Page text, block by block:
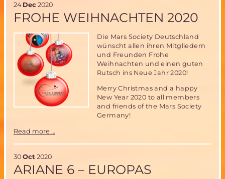
on
24 Dec 2020
FROHE WEIHNACHTEN 2020
Die Mars Society Deutschland
wünscht allen ihren Mitgliedern
und Freunden Frohe
Weihnachten und einen guten
Rutsch ins Neue Jahr 2020!
Merry Christmas and a happy
New Year 2020 to all members
and friends of the Mars Society
Germany!
Read more …
30 Oct 2020
ARIANE 6 – EUROPAS